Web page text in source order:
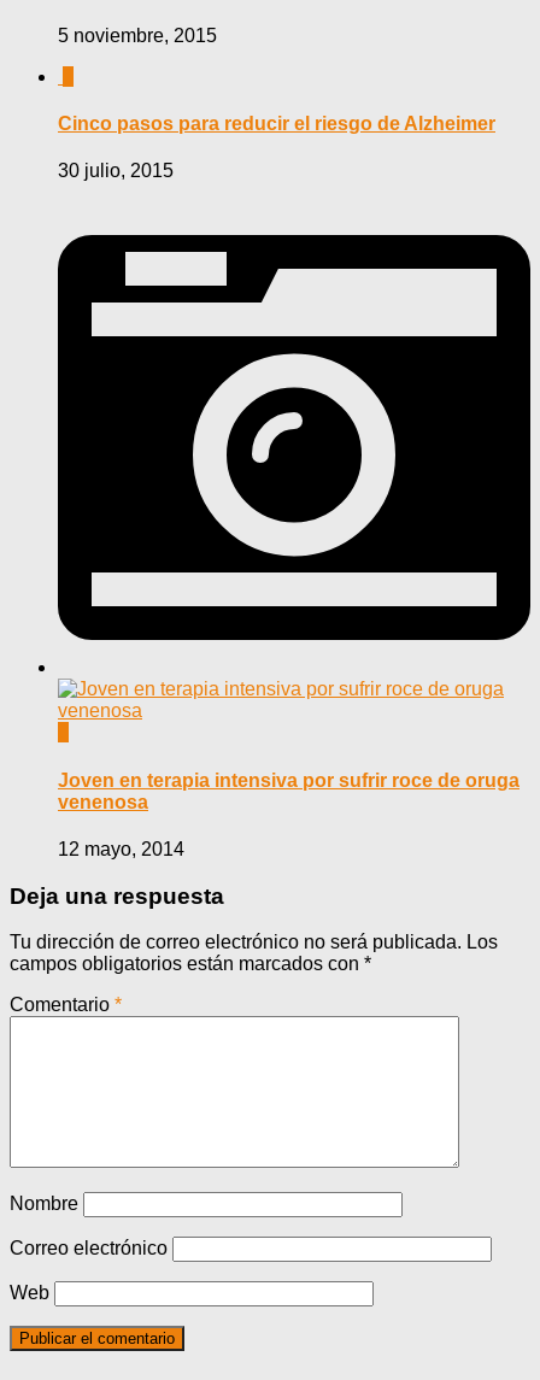
5 noviembre, 2015
Cinco pasos para reducir el riesgo de Alzheimer
30 julio, 2015
Joven en terapia intensiva por sufrir roce de oruga
venenosa
12 mayo, 2014
Deja una respuesta
Tu dirección de correo electrónico no será publicada. Los
campos obligatorios están marcados con *
Comentario *
Nombre
Correo electrónico
Web